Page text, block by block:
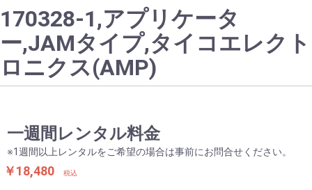
170328-1,アプリケータ
ー,JAMタイプ,タイコエレクト
ロニクス(AMP)
一週間レンタル料金
※1週間以上レンタルをご希望の場合は事前にお問合せください。
￥18,480 税込
お買い物を続ける